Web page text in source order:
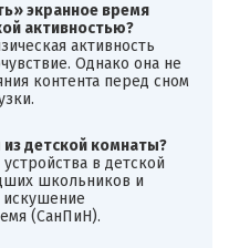
экранное время
активностью?
активность
Однако она не
контента перед сном
детской комнаты?
в детской
школьников и
искушение
(СанПиН).